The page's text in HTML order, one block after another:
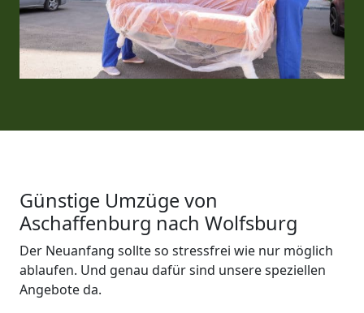
Günstige Umzüge von
Aschaffenburg nach Wolfsburg
Der Neuanfang sollte so stressfrei wie nur möglich
ablaufen. Und genau dafür sind unsere speziellen
Angebote da.